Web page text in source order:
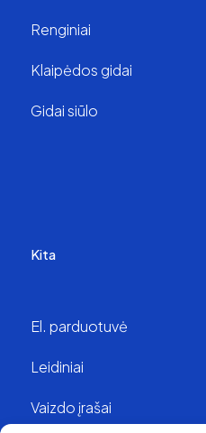
Renginiai
Klaipėdos gidai
Gidai siūlo
Kita
El. parduotuvė
Leidiniai
Vaizdo įrašai